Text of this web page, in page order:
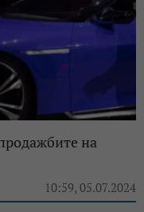
на
10:59, 05.07.2024